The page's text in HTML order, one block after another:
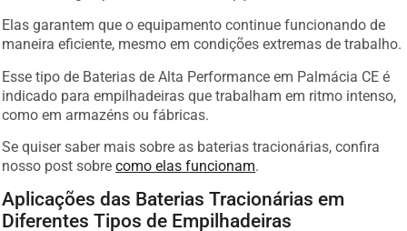
Elas garantem que o equipamento continue funcionando de
maneira eficiente, mesmo em condições extremas de trabalho.
Esse tipo de Baterias de Alta Performance em Palmácia CE é
indicado para empilhadeiras que trabalham em ritmo intenso,
como em armazéns ou fábricas.
Se quiser saber mais sobre as baterias tracionárias, confira
nosso post sobrecomo elas funcionam
Aplicações das Baterias Tracionárias em
Diferentes Tipos de Empilhadeiras